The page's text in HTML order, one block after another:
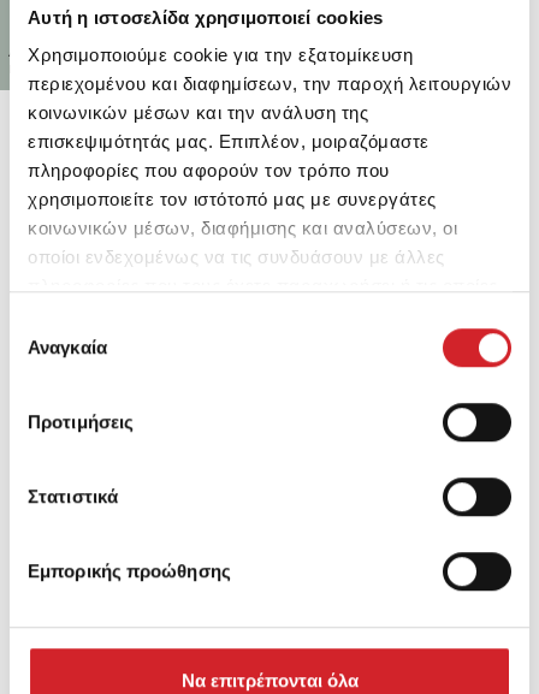
Αυτή η ιστοσελίδα χρησιμοποιεί cookies
Χρησιμοποιούμε cookie για την εξατομίκευση
περιεχομένου και διαφημίσεων, την παροχή λειτουργιών
κοινωνικών μέσων και την ανάλυση της
επισκεψιμότητάς μας. Επιπλέον, μοιραζόμαστε
πληροφορίες που αφορούν τον τρόπο που
χρησιμοποιείτε τον ιστότοπό μας με συνεργάτες
κοινωνικών μέσων, διαφήμισης και αναλύσεων, οι
οποίοι ενδεχομένως να τις συνδυάσουν με άλλες
των υπηρεσιών τους.
συγκατάθεσης
Αναγκαία
Προτιμήσεις
Στατιστικά
Εμπορικής προώθησης
Να επιτρέπονται όλα
AP 131
PISTACHIO GREEN
AP 132
FORREST GREEN
Σχετικά προϊόντα
Διακοσμητική, παστώδης επικάλυψη, πατητής
τεχνοτροπίας, λείου φινιρίσματος για τοίχους &